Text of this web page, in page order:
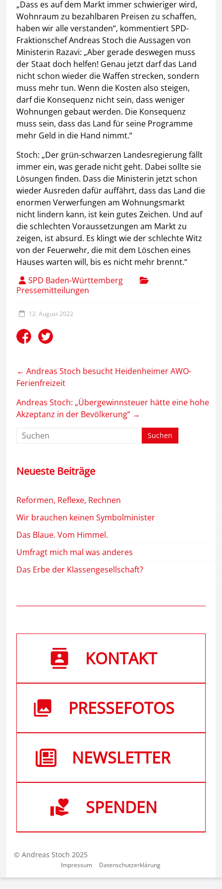
„Dass es auf dem Markt immer schwieriger wird,
Wohnraum zu bezahlbaren Preisen zu schaffen,
haben wir alle verstanden“, kommentiert SPD-
Fraktionschef Andreas Stoch die Aussagen von
Ministerin Razavi: „Aber gerade deswegen muss
der Staat doch helfen! Genau jetzt darf das Land
nicht schon wieder die Waffen strecken, sondern
muss mehr tun. Wenn die Kosten also steigen,
darf die Konsequenz nicht sein, dass weniger
Wohnungen gebaut werden. Die Konsequenz
muss sein, dass das Land für seine Programme
mehr Geld in die Hand nimmt.“
Stoch: „Der grün-schwarzen Landesregierung fällt
immer ein, was gerade nicht geht. Dabei sollte sie
Lösungen finden. Dass die Ministerin jetzt schon
wieder Ausreden dafür auffährt, dass das Land die
enormen Verwerfungen am Wohnungsmarkt
nicht lindern kann, ist kein gutes Zeichen. Und auf
die schlechten Voraussetzungen am Markt zu
zeigen, ist absurd. Es klingt wie der schlechte Witz
von der Feuerwehr, die mit dem Löschen eines
Hauses warten will, bis es nicht mehr brennt.“
SPD Baden-Württemberg
Pressemitteilungen
12. August 2022
← Andreas Stoch besucht Heidenheimer AWO-
Ferienfreizeit
Andreas Stoch: „Übergewinnsteuer hätte eine hohe
Akzeptanz in der Bevölkerung“ →
Neueste Beiträge
Reformen, Reflexe, Rechnen
Wir brauchen keinen Symbolminister
Das Blaue. Vom Himmel.
Umfragt mich mal was anderes
Das Erbe der Klassengesellschaft?
KONTAKT
PRESSEFOTOS
NEWSLETTER
SPENDEN
© Andreas Stoch 2025
Impressum Datenschutzerklärung